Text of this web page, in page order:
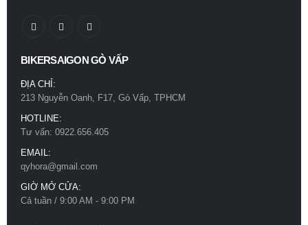
BIKERSAIGON GÒ VẤP
ĐỊA CHỈ:
213 Nguyễn Oanh, F17, Gò Vấp, TPHCM
HOTLINE:
Tư vấn: 0922.656.405
EMAIL:
qyhora@gmail.com
GIỜ MỞ CỬA:
Cả tuần / 9:00 AM - 9:00 PM